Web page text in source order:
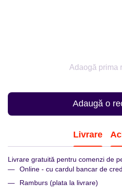
Adaogă prima
Adaugă o
Livrare
Livrare gratuită pentru comenzi de
Online - cu cardul bancar de
Ramburs (plata la livrare)